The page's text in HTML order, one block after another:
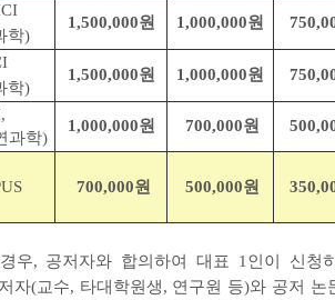
학)
1,500,000원 1,000,000원
학)
1,500,000원 1,000,000원
과학)
1,000,000원 700,000원
700,000원 500,000원
우, 공저자와 합의하여 대표 1인이 신청
자(교수, 타대학원생, 연구원 등)와 공저 논